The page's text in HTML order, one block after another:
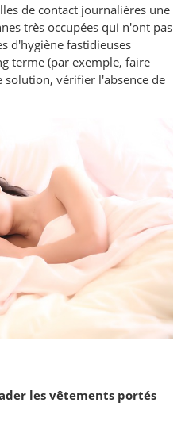
de contact journalières une
très occupées qui n'ont pas
d'hygiène fastidieuses
terme (par exemple, faire
vérifier l'absence de
les vêtements portés